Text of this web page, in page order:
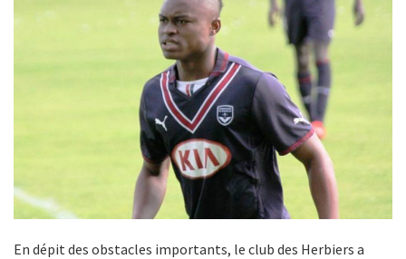
En dépit des obstacles importants, le club des Herbiers a